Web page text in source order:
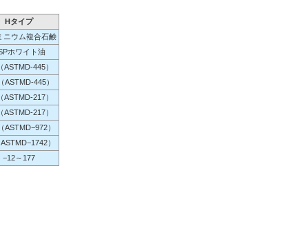
Hタイプ
ニウム複合石鹸
ホワイト油
ASTMD-445）
ASTMD-445）
ASTMD-217）
ASTMD-217）
ASTMD−972）
）
−12～177